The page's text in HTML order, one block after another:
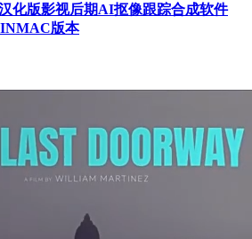
化版影视后期AI抠像跟踪合成软件
版本